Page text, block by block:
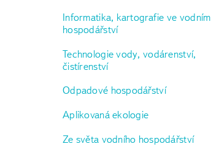
Informatika, kartografie ve vodním
hospodářství
Technologie vody, vodárenství,
čistírenství
Odpadové hospodářství
Aplikovaná ekologie
Ze světa vodního hospodářství